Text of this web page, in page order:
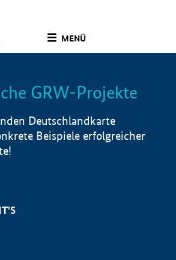
MENÜ
Info
GRW-Projekte
Deutschlandkarte
Beispiele erfolgreicher